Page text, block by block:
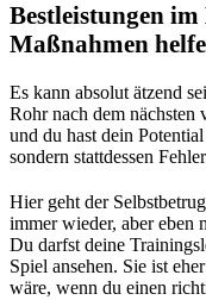
Bestleistungen
Maßnahmen
Es kann absolut ätzend
Rohr nach dem nächsten
und du hast dein
sondern stattdessen
Hier geht der
immer wieder, aber eben
Du darfst deine
Spiel ansehen. Sie ist
wäre, wenn du einen